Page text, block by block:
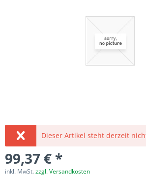
Dieser Artikel steht derzeit
99,37 € *
inkl. MwSt.zzgl. Versandkosten